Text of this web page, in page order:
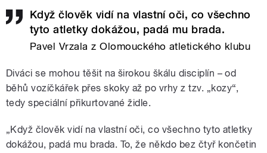
Když člověk vidí na vlastní oči, co všechno
tyto atletky dokážou, padá mu brada.
Pavel Vrzala z Olomouckého atletického klubu
Diváci se mohou těšit na širokou škálu disciplín – od
běhů vozíčkářek přes skoky až po vrhy z tzv. „kozy“,
tedy speciální přikurtované židle.
„Když člověk vidí na vlastní oči, co všechno tyto atletky
dokážou, padá mu brada. To, že někdo bez čtyř končetin